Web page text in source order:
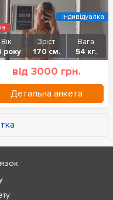
Вік
року
Зріст
170 см.
Вага
54 кг.
від 3000 грн.
Детальна анкета
Індивідуалка